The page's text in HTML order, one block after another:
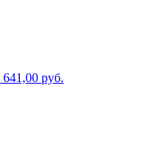
641,00 руб.